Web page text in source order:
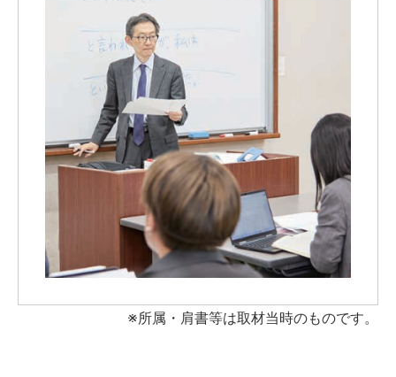
※所属・肩書等は取材当時のものです。